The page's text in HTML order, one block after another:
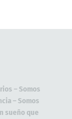
– Somos
– Somos
sueño que